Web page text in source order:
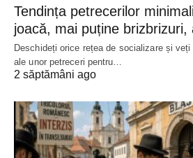
Tendința petrecerilor
joacă, mai puține brizbrizuri,
Deschideți orice rețea de socializare și
ale unor petreceri pentru…
2 săptămâni ago